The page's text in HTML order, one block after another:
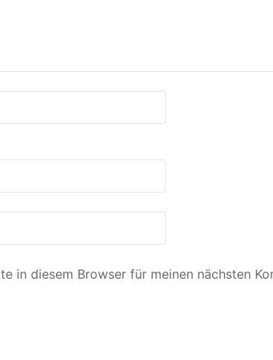
in diesem Browser für meinen nächsten